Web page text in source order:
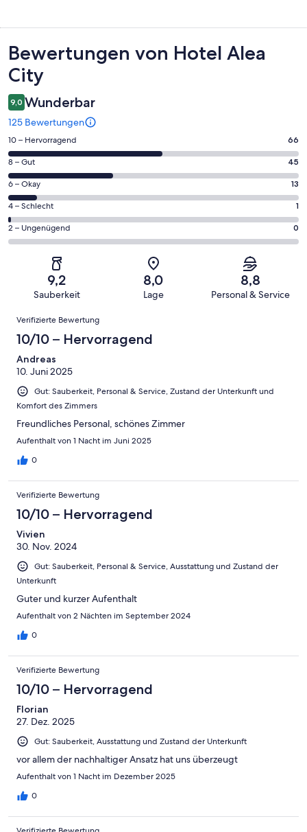
Bewertungen
Bewertungen von Hotel Alea
City
9,0 Wunderbar
125 Bewertungen
66
von
insgesamt
125
Gästebewertungen
haben
eine
Bewertung
Hervorragend
10 – Hervorragend 66
45
von
insgesamt
125
Gästebewertungen
haben
eine
Bewertung
Gut
8 – Gut 45
13
von
insgesamt
125
Gästebewertungen
Bewertung
Okay
6 – Okay 13
1
von
insgesamt
Gästebewertungen
von
Schlecht
4 – Schlecht 1
0
von
insgesamt
Gästebewertungen
haben
eine
von
Ungenügend
2 – Ungenügend 0
9,2
Sauberkeit
8,0
Lage
8,8
Personal & Service
Bewertungen
Verifizierte Bewertung
10/10 – Hervorragend
Andreas
10. Juni 2025
Gut: Sauberkeit, Personal & Service, Zustand der Unterkunft und
Komfort des Zimmers
Freundliches Personal, schönes Zimmer
Aufenthalt von 1 Nacht im Juni 2025
0
Verifizierte Bewertung
10/10 – Hervorragend
Vivien
30. Nov. 2024
Gut: Sauberkeit, Personal & Service, Ausstattung und Zustand der
Unterkunft
Guter und kurzer Aufenthalt
Aufenthalt von 2 Nächten im September 2024
0
Verifizierte Bewertung
10/10 – Hervorragend
Florian
27. Dez. 2025
Gut: Sauberkeit, Ausstattung und Zustand der Unterkunft
vor allem der nachhaltiger Ansatz hat uns überzeugt
Aufenthalt von 1 Nacht im Dezember 2025
0